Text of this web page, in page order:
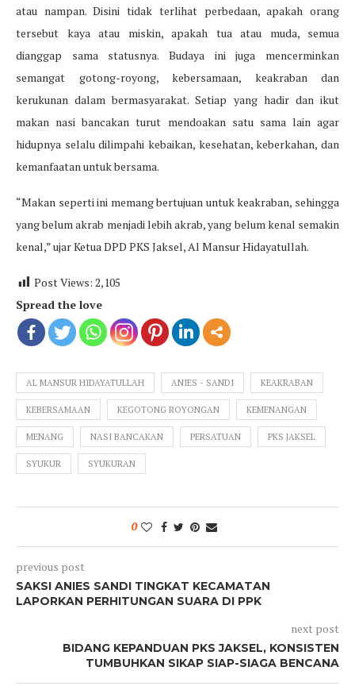
atau nampan. Disini tidak terlihat perbedaan, apakah orang
tersebut kaya atau miskin, apakah tua atau muda, semua
dianggap sama statusnya. Budaya ini juga mencerminkan
semangat gotong-royong, kebersamaan, keakraban dan
kerukunan dalam bermasyarakat. Setiap yang hadir dan ikut
makan nasi bancakan turut mendoakan satu sama lain agar
hidupnya selalu dilimpahi kebaikan, kesehatan, keberkahan, dan
kemanfaatan untuk bersama.
“Makan seperti ini memang bertujuan untuk keakraban, sehingga
yang belum akrab menjadi lebih akrab, yang belum kenal semakin
kenal,” ujar Ketua DPD PKS Jaksel, Al Mansur Hidayatullah.
Post Views: 2,105
Spread the love
AL MANSUR HIDAYATULLAH ANIES - SANDI KEAKRABAN
KEBERSAMAAN KEGOTONG ROYONGAN KEMENANGAN
MENANG NASI BANCAKAN PERSATUAN PKS JAKSEL
SYUKUR SYUKURAN
0
previous post
SAKSI ANIES SANDI TINGKAT KECAMATAN
LAPORKAN PERHITUNGAN SUARA DI PPK
next post
BIDANG KEPANDUAN PKS JAKSEL, KONSISTEN
TUMBUHKAN SIKAP SIAP-SIAGA BENCANA